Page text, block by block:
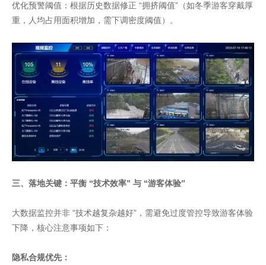
优化预警阈值：根据历史数据修正 “拥挤阈值”（如冬季游客穿戴厚
重，人均占用面积增加，需下调密度阈值）。
三、落地关键：平衡 “技术效率” 与 “游客体验”
大数据监控并非 “技术越复杂越好”，需避免过度管控导致游客体验
下降，核心注意事项如下：
隐私合规优先：